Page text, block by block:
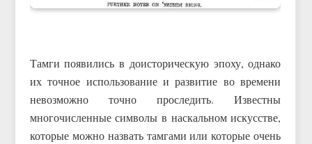
Тамги появились в доисторическую эпоху, однако
их точное использование и развитие во времени
невозможно точно проследить. Известны
многочисленные символы в наскальном искусстве,
которые можно назвать тамгами или которые очень